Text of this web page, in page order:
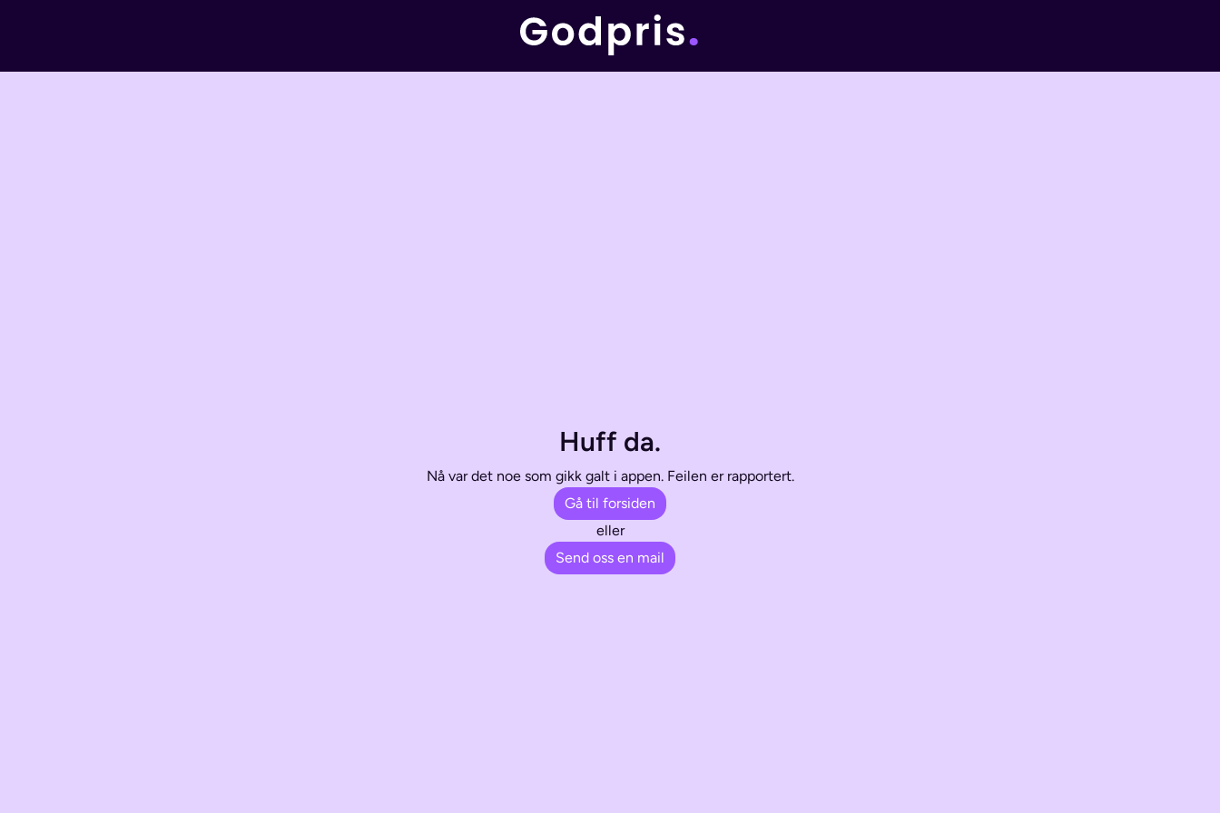
Huff da.
Nå var det noe som gikk galt i appen. Feilen er rapportert.
Gå til forsiden
eller
Send oss en mail